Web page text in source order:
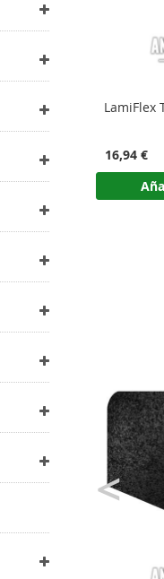
LamiFlex
16,94 €
<